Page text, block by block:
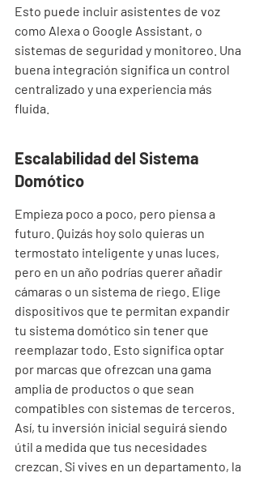
Esto puede incluir asistentes de voz
como Alexa o Google Assistant, o
sistemas de seguridad y monitoreo. Una
buena integración significa un control
centralizado y una experiencia más
fluida.
Escalabilidad del Sistema
Domótico
Empieza poco a poco, pero piensa a
futuro. Quizás hoy solo quieras un
termostato inteligente y unas luces,
pero en un año podrías querer añadir
cámaras o un sistema de riego. Elige
dispositivos que te permitan expandir
tu sistema domótico sin tener que
reemplazar todo. Esto significa optar
por marcas que ofrezcan una gama
amplia de productos o que sean
compatibles con sistemas de terceros.
Así, tu inversión inicial seguirá siendo
útil a medida que tus necesidades
crezcan. Si vives en un departamento, la